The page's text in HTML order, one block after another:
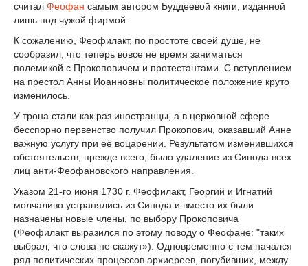
считал Феофан самым автором Буддеевой книги, изданной
лишь под чужой фирмой.
К сожалению, Феофилакт, по простоте своей душе, не
сообразил, что теперь вовсе не время заниматься
полемикой с Прокоповичем и протестантами. С вступлением
на престол Анны Иоанновны политическое положение круто
изменилось.
У трона стали как раз иностранцы, а в церковной сфере
бесспорно первенство получил Прокопович, оказавший Анне
важную услугу при её воцарении. Результатом изменившихся
обстоятельств, прежде всего, было удаление из Синода всех
лиц анти-Феофановского направления.
Указом 21-го июня 1730 г. Феофилакт, Георгий и Игнатий
молчаливо устранялись из Синода и вместо их были
назначены новые члены, по выбору Прокоповича
(Феофилакт выразился по этому поводу о Феофане: "таких
выбрал, что слова не скажут»). Одновременно с тем начался
ряд политических процессов архиереев, погубивших, между